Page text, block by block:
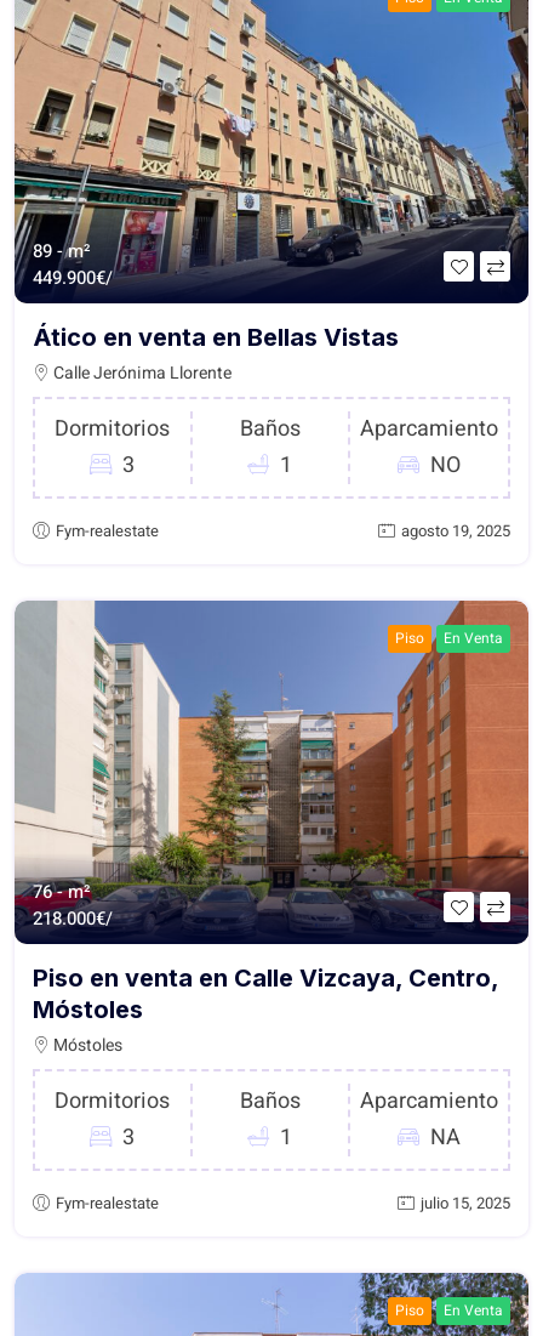
89 - m²
449.900€/
Ático en venta en Bellas Vistas
Calle Jerónima Llorente
Dormitorios
3
Baños
1
Aparcamiento
NO
Fym-realestate agosto 19, 2025
Piso En Venta
76 - m²
218.000€/
Piso en venta en Calle Vizcaya, Centro,
Móstoles
Móstoles
Dormitorios
3
Baños
1
Aparcamiento
NA
Fym-realestate julio 15, 2025
Piso En Venta